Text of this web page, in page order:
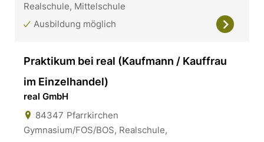
Realschule, Mittelschule
Ausbildung möglich
Praktikum bei real (Kaufmann / Kauffrau
im Einzelhandel)
real GmbH
84347 Pfarrkirchen
Gymnasium/FOS/BOS, Realschule,